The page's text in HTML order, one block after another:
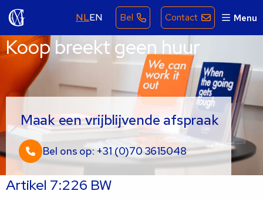
NLEN Bel Contact Menu
Koop breekt geen huur
Maak een vrijblijvende afspraak
Bel ons op: +31 (0)70 3615048
Artikel 7:226 BW